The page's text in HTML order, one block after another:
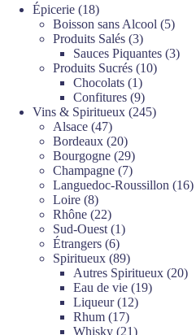
Épicerie 1818
produits
Boisson sans Alcool 55
Produits Salés 33
produits
Sauces Piquantes 33
Produits Sucrés 1010
Chocolats 11
produit
Confitures 99
produits
Vins & Spiritueux 245245
Alsace 4747
produits
Bordeaux 2020
produits
Bourgogne 2929
produits
Champagne 77
produits
Languedoc-Roussillon 1616
Loire 88
produits
Rhône 2222
produits
Sud-Ouest 11
Étrangers 66
produits
Spiritueux 8989
produits
Autres Spiritueux 2020
Eau de vie 1919
Liqueur 1212
Rhum 1717
produits
Whisky 2121